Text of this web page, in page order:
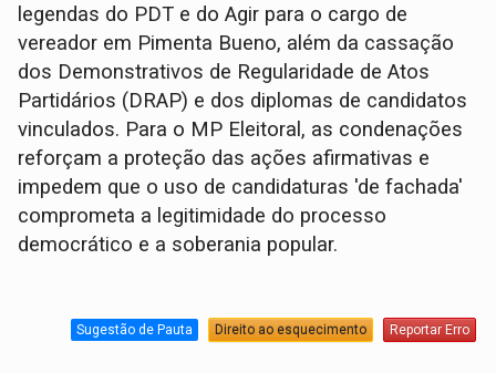
legendas do PDT e do Agir para o cargo de
vereador em Pimenta Bueno, além da cassação
dos Demonstrativos de Regularidade de Atos
Partidários (DRAP) e dos diplomas de candidatos
vinculados. Para o MP Eleitoral, as condenações
reforçam a proteção das ações afirmativas e
impedem que o uso de candidaturas 'de fachada'
comprometa a legitimidade do processo
democrático e a soberania popular.
Sugestão de Pauta Direito ao esquecimento Reportar Erro